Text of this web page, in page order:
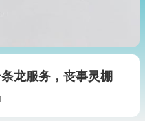
龙服务，丧事灵棚